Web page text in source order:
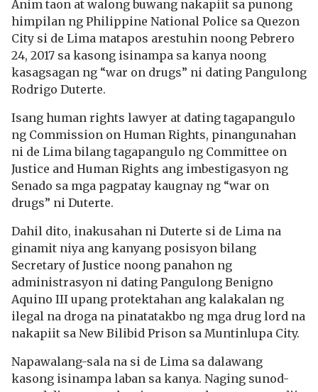
Anim taon at walong buwang nakapiit sa punong
himpilan ng Philippine National Police sa Quezon
City si de Lima matapos arestuhin noong Pebrero
24, 2017 sa kasong isinampa sa kanya noong
kasagsagan ng “war on drugs” ni dating Pangulong
Rodrigo Duterte.
Isang human rights lawyer at dating tagapangulo
ng Commission on Human Rights, pinangunahan
ni de Lima bilang tagapangulo ng Committee on
Justice and Human Rights ang imbestigasyon ng
Senado sa mga pagpatay kaugnay ng “war on
drugs” ni Duterte.
Dahil dito, inakusahan ni Duterte si de Lima na
ginamit niya ang kanyang posisyon bilang
Secretary of Justice noong panahon ng
administrasyon ni dating Pangulong Benigno
Aquino III upang protektahan ang kalakalan ng
ilegal na droga na pinatatakbo ng mga drug lord na
nakapiit sa New Bilibid Prison sa Muntinlupa City.
Napawalang-sala na si de Lima sa dalawang
kasong isinampa laban sa kanya. Naging sunod-